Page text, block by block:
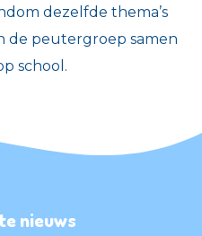
dezelfde thema’s
de peutergroep samen
school.
nieuws